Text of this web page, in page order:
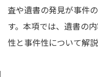
査や遺書の発見が事件
す。本項では、遺書の
性と事件性について解説